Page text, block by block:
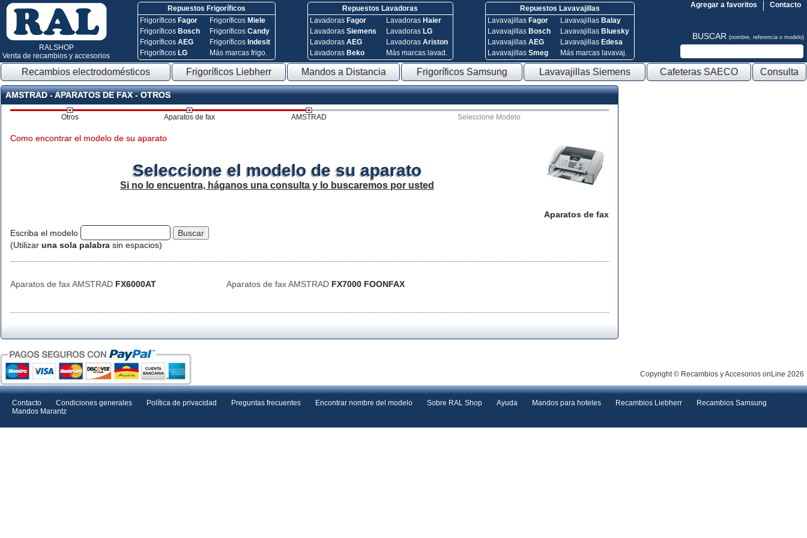
RALSHOP
Venta de recambios y accesorios
Repuestos Frigoríficos
Frigoríficos Fagor
Frigoríficos Bosch
FrigoríficosAEG
Frigoríficos LG
Frigoríficos Miele
FrigoríficosCandy
Frigoríficos Indesit
Más marcas frigo.
Repuestos Lavadoras
Lavadoras Fagor
Lavadoras Siemens
Lavadoras AEG
Lavadoras Beko
Lavadoras Haier
Lavadoras LG
Lavadoras Ariston
Más marcas lavad.
Repuestos Lavavajillas
Lavavajillas Fagor
Lavavajillas Bosch
Lavavajillas AEG
Lavavajillas Smeg
Lavavajillas Balay
Lavavajillas Bluesky
Lavavajillas Edesa
Más marcas lavavaj.
Contacto
Agregar a favoritos
BUSCAR (nombre, referencia o modelo)
Recambios electrodomésticos Frigoríficos Liebherr Mandos a Distancia Frigoríficos Samsung Lavavajillas Siemens Cafeteras SAECO Consulta
AMSTRAD - APARATOS DE FAX - OTROS
Otros Aparatos de fax AMSTRAD Seleccione Modelo
Aparatos de fax
Como encontrar el modelo de su aparato
Seleccione el modelo de su aparato
Si no lo encuentra, háganos una consulta y lo buscaremos por usted
Escriba el modelo
(Utilizar una sola palabra sin espacios)
Aparatos de fax AMSTRAD FX6000AT Aparatos de fax AMSTRAD FX7000 FOONFAX
Copyright © Recambios y Accesorios onLine 2026
Contacto Condiciones generales Política de privacidad Preguntas frecuentes Encontrar nombre del modelo Sobre RAL Shop Ayuda Mandos para hoteles Recambios Liebherr
Recambios Samsung
Mandos Marantz